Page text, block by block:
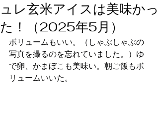
ュレ玄米アイスは美味かっ
た！（2025年5月）
ボリュームもいい。（しゃぶしゃぶの
写真を撮るのを忘れていました。）ゆ
で卵、かまぼこも美味い。朝ご飯もボ
リュームいいた。